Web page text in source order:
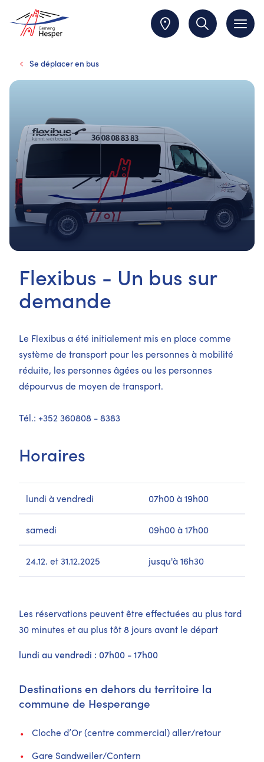
Se déplacer en bus
Flexibus - Un bus sur
demande
Le Flexibus a été initialement mis en place comme
système de transport pour les personnes à mobilité
réduite, les personnes âgées ou les personnes
dépourvus de moyen de transport.
Tél.: +352 360808 - 8383
Horaires
lundi à vendredi 07h00 à 19h00
samedi 09h00 à 17h00
24.12. et 31.12.2025 jusqu'à 16h30
Les réservations peuvent être effectuées au plus tard
30 minutes et au plus tôt 8 jours avant le départ
lundi au vendredi : 07h00 - 17h00
Destinations en dehors du territoire la
commune de Hesperange
Cloche d’Or (centre commercial) aller/retour
Gare Sandweiler/Contern